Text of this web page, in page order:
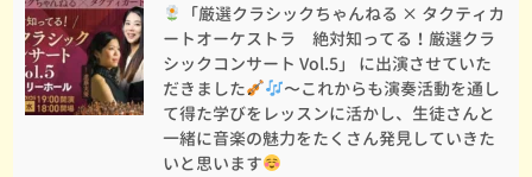
「厳選クラシックちゃんねる × タクティカ
ートオーケストラ 絶対知ってる！厳選クラ
シックコンサート Vol.5」 に出演させていた
だきました
〜これからも演奏活動を通し
て得た学びをレッスンに活かし、生徒さんと
一緒に音楽の魅力をたくさん発見していきた
いと思います